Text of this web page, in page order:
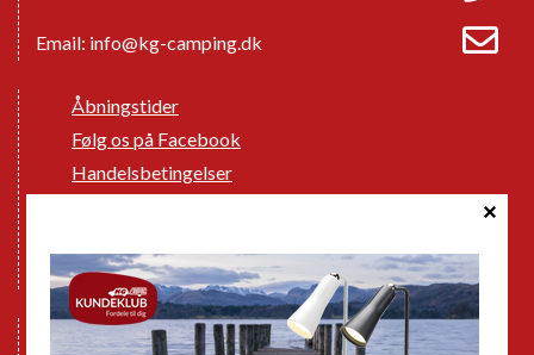
Email: info@kg-camping.dk
Åbningstider
Følg os på Facebook
Handelsbetingelser
GPDR - Optagelse af foto og video
Nye Campingvogne